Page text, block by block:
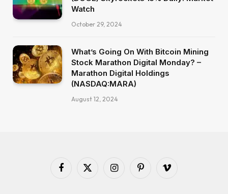
Watch
October 29, 2024
What’s Going On With Bitcoin Mining
Stock Marathon Digital Monday? –
Marathon Digital Holdings
(NASDAQ:MARA)
August 12, 2024
Facebook
X
InstagramPinterestVimeo